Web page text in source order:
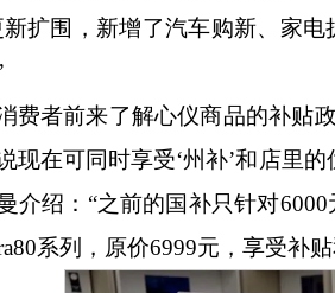
扩围，新增了汽车购新、家
费者前来了解心仪商品的补贴
现在可同时享受‘州补’和店里
介绍：“之前的国补只针对
系列，原价6999元，享受补